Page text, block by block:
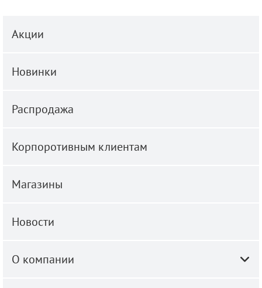
Акции
Новинки
Распродажа
Корпоротивным клиентам
Магазины
Новости
О компании